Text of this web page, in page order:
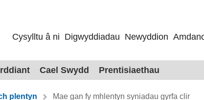
Cysylltu â ni Digwyddiadau Newyddion
Cael Swydd Prentisiaethau
plentyn Mae gan fy mhlentyn syniadau gyrfa clir